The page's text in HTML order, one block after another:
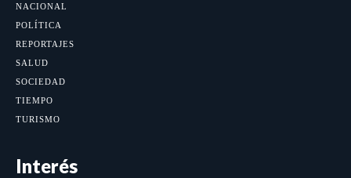
NACIONAL
POLÍTICA
REPORTAJES
SALUD
SOCIEDAD
TIEMPO
TURISMO
Interés